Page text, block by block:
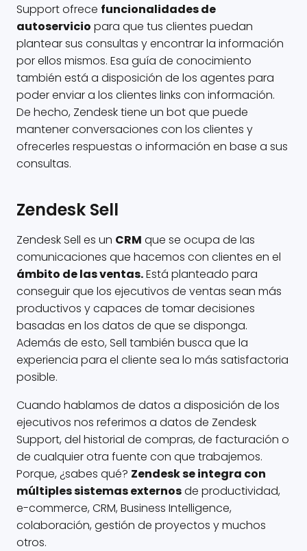
Support ofrece funcionalidades de
autoservicio para que tus clientes puedan
plantear sus consultas y encontrar la información
por ellos mismos. Esa guía de conocimiento
también está a disposición de los agentes para
poder enviar a los clientes links con información.
De hecho, Zendesk tiene un bot que puede
mantener conversaciones con los clientes y
ofrecerles respuestas o información en base a sus
consultas.
Zendesk Sell
Zendesk Sell es un CRM que se ocupa de las
comunicaciones que hacemos con clientes en el
ámbito de las ventas.Está planteado para
conseguir que los ejecutivos de ventas sean más
productivos y capaces de tomar decisiones
basadas en los datos de que se disponga.
Además de esto, Sell también busca que la
experiencia para el cliente sea lo más satisfactoria
posible.
Cuando hablamos de datos a disposición de los
ejecutivos nos referimos a datos de Zendesk
Support, del historial de compras, de facturación o
de cualquier otra fuente con que trabajemos.
Porque, ¿sabes qué? Zendesk se integra con
múltiples sistemas externosde productividad,
e-commerce, CRM, Business Intelligence,
colaboración, gestión de proyectos y muchos
otros.